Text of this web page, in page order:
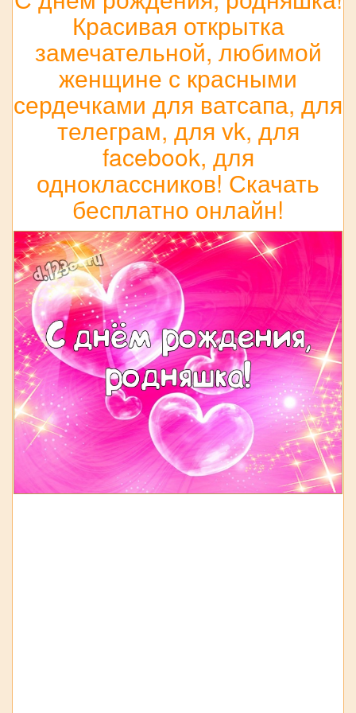
Красивая открытка
замечательной, любимой
женщине с красными
сердечками для ватсапа, для
телеграм, для vk, для
facebook, для
одноклассников! Скачать
бесплатно онлайн!